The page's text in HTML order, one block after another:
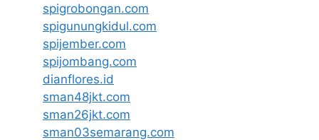
spigrobongan.com
spigunungkidul.com
spijember.com
spijombang.com
dianflores.id
sman48jkt.com
sman26jkt.com
sman03semarang.com